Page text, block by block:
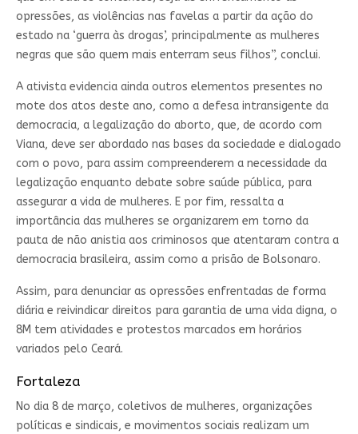
opressões, as violências nas favelas a partir da ação do
estado na ‘guerra às drogas’, principalmente as mulheres
negras que são quem mais enterram seus filhos”, conclui.
A ativista evidencia ainda outros elementos presentes no
mote dos atos deste ano, como a defesa intransigente da
democracia, a legalização do aborto, que, de acordo com
Viana, deve ser abordado nas bases da sociedade e dialogado
com o povo, para assim compreenderem a necessidade da
legalização enquanto debate sobre saúde pública, para
assegurar a vida de mulheres. E por fim, ressalta a
importância das mulheres se organizarem em torno da
pauta de não anistia aos criminosos que atentaram contra a
democracia brasileira, assim como a prisão de Bolsonaro.
Assim, para denunciar as opressões enfrentadas de forma
diária e reivindicar direitos para garantia de uma vida digna, o
8M tem atividades e protestos marcados em horários
variados pelo Ceará.
Fortaleza
No dia 8 de março, coletivos de mulheres, organizações
políticas e sindicais, e movimentos sociais realizam um